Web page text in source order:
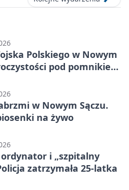
Polskiego w Nowym
pod pomnikiem
w Nowym Sączu.
na żywo
ordynator i „szpitalny
zatrzymała 25-latka